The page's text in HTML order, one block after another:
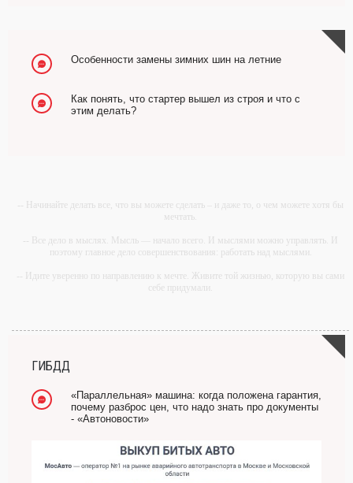
Особенности замены зимних шин на летние
Как понять, что стартер вышел из строя и что с
этим делать?
-- Начинайте делать все, что вы можете сделать – и даже то, о чем можете хотя бы
мечтать.
-- Все дело в мыслях. Мысль — начало всего. И мыслями можно управлять. И
поэтому главное дело совершенствования: работать над мыслями.
-- Идите уверенно по направлению к мечте. Живите той жизнью, которую вы сами
себе придумали.
-- Лучшее, что можно сделать с хорошим советом, это пропустить его мимо ушей.
Он никогда не бывает полезен никому, кроме того, кто его дал.
ГИБДД
«Параллельная» машина: когда положена гарантия,
почему разброс цен, что надо знать про документы
- «Автоновости»